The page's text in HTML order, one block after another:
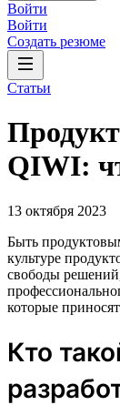
Войти
Войти
Создать резюме
Статьи
QIWI:
13 октября 2023
Быть
культуре
свободы
которые
Кто